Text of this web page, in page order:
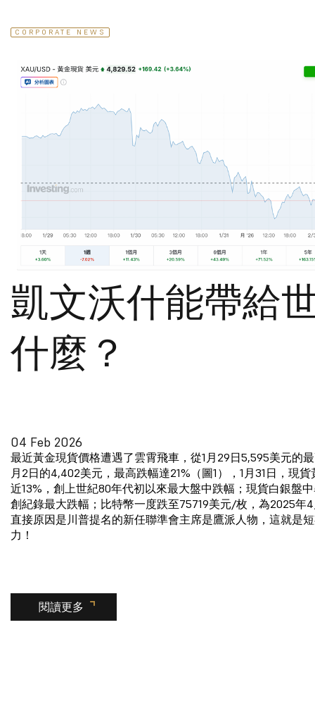
CORPORATE NEWS
凱文沃什能帶給
什麼？
04 Feb 2026
最近黃金現貨價格遭遇了雲霄飛車，從1月29日5,595美元的
月2日的4,402美元，最高跌幅達21%（圖1），1月31日，現
近13%，創上世紀80年代初以來最大盤中跌幅；現貨白銀盤
創紀錄最大跌幅；比特幣一度跌至75719美元/枚，為2025年
直接原因是川普提名的新任聯準會主席是鷹派人物，這就是
力！
閱讀更多